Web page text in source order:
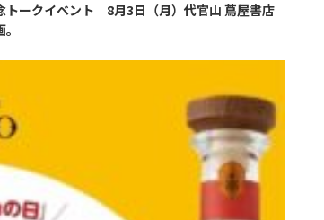
トークイベント 8月3日（月）代官山 蔦屋書店